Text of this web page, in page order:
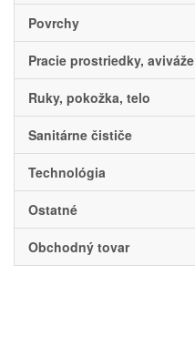
Povrchy
Pracie prostriedky, aviváže
Ruky, pokožka, telo
Sanitárne čističe
Technológia
Ostatné
Obchodný tovar